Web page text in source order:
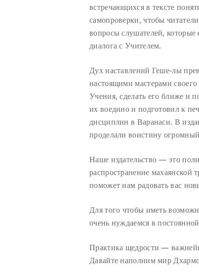
встречающихся в тексте
самопроверки, чтобы
вопросы слушателей,
диалога с Учителем.
Дух наставлений Геше-лы
настоящими мастерами
Учения, сделать его ближе и
их воедино и подготовил к
дисциплин в Варанаси. В
проделали воистину
Наше издательство — это
распространение
поможет нам радовать вас
Для того чтобы иметь
очень нуждаемся в
Практика щедрости —
Давайте наполним мир